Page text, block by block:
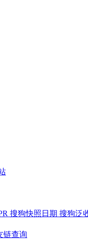
搜狗快照日期 搜狗泛
链查询